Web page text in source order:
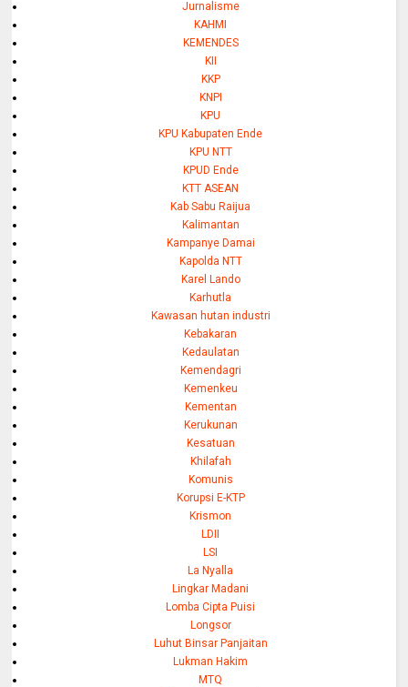
Jurnalisme
KAHMI
KEMENDES
KII
KKP
KNPI
KPU
KPU Kabupaten Ende
KPU NTT
KPUD Ende
KTT ASEAN
Kab Sabu Raijua
Kalimantan
Kampanye Damai
Kapolda NTT
Karel Lando
Karhutla
Kawasan hutan industri
Kebakaran
Kedaulatan
Kemendagri
Kemenkeu
Kementan
Kerukunan
Kesatuan
Khilafah
Komunis
Korupsi E-KTP
Krismon
LDII
LSI
La Nyalla
Lingkar Madani
Lomba Cipta Puisi
Longsor
Luhut Binsar Panjaitan
Lukman Hakim
MTQ